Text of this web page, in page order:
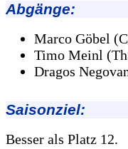
Abgänge:
Marco Göbel
Timo Meinl
Dragos
Saisonziel:
Besser als Platz 12.